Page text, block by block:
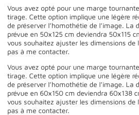
Vous avez opté pour une marge
tirage. Cette option implique une légère
de préserver l’homothétie de l’image. La
prévue en 50x125 cm deviendra 50x115
vous souhaitez ajuster les dimensions de
pas à me contacter.
Vous avez opté pour une marge
tirage. Cette option implique une légère
de préserver l’homothétie de l’image. La
prévue en 60x150 cm deviendra 60x138
vous souhaitez ajuster les dimensions de
pas à me contacter.